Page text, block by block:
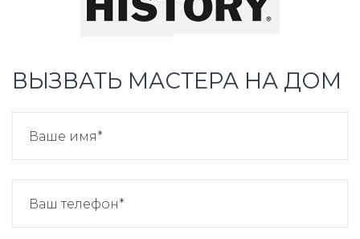
ВЫЗВАТЬ МАСТЕРА НА ДОМ